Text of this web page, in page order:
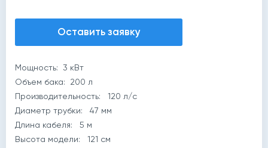
Оставить заявку
Мощность: 3 кВт
Объем бака: 200 л
Производительность: 120 л/с
Диаметр трубки: 47 мм
Длина кабеля: 5 м
Высота модели: 121 см